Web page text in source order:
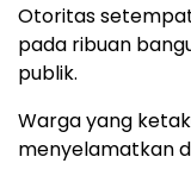
Otoritas
pada ribuan
publik.
Warga yang
menyelamatkan